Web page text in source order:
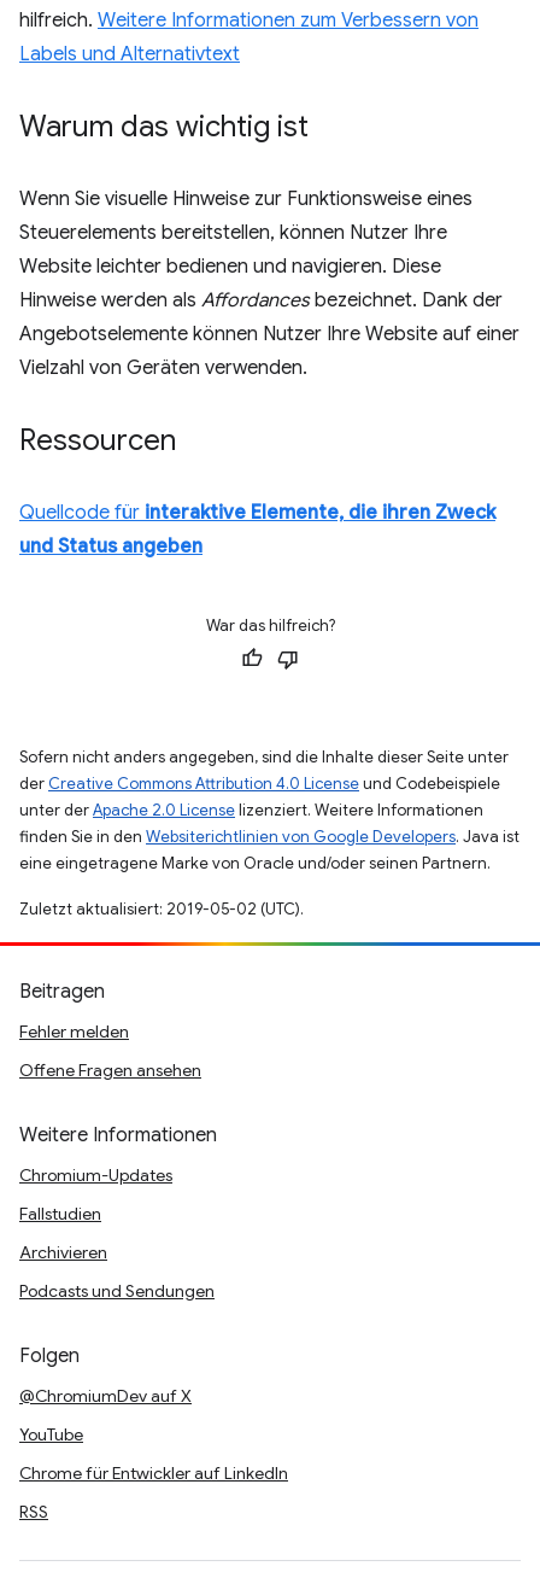
hilfreich. Weitere Informationen zum Verbessern von
Labels und Alternativtext
Warum das wichtig ist
Wenn Sie visuelle Hinweise zur Funktionsweise eines
Steuerelements bereitstellen, können Nutzer Ihre
Website leichter bedienen und navigieren. Diese
Hinweise werden als Affordancesbezeichnet. Dank der
Angebotselemente können Nutzer Ihre Website auf einer
Vielzahl von Geräten verwenden.
Ressourcen
Quellcode für interaktive Elemente, die ihren Zweck
und Status angeben
War das hilfreich?
Sofern nicht anders angegeben, sind die Inhalte dieser Seite unter
der Creative Commons Attribution 4.0 Licenseund Codebeispiele
unter derApache 2.0 Licenselizenziert. Weitere Informationen
finden Sie in den Websiterichtlinien von Google Developers. Java ist
eine eingetragene Marke von Oracle und/oder seinen Partnern.
Zuletzt aktualisiert: 2019-05-02 (UTC).
Beitragen
Fehler melden
Offene Fragen ansehen
Weitere Informationen
Chromium-Updates
Fallstudien
Archivieren
Podcasts und Sendungen
Folgen
@ChromiumDev auf X
YouTube
Chrome für Entwickler auf LinkedIn
RSS